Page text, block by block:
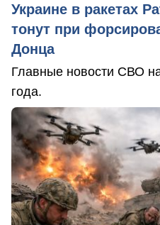
Украине в ракетах
тонут при
Донца
Главные новости СВО
года.